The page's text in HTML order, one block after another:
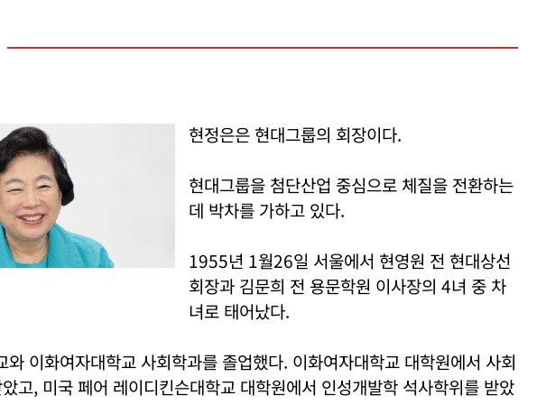
현정은은 현대그룹의 회장이다.
현대그룹을 첨단산업 중심으로 체질을 전환하는
데 박차를 가하고 있다.
1955년 1월26일 서울에서 현영원 전 현대상선
회장과 김문희 전 용문학원 이사장의 4녀 중 차
녀로 태어났다.
와 이화여자대학교 사회학과를 졸업했다. 이화여자대학교 대학원에서 사회
고, 미국 페어 레이디킨슨대학교 대학원에서 인성개발학 석사학위를 받았